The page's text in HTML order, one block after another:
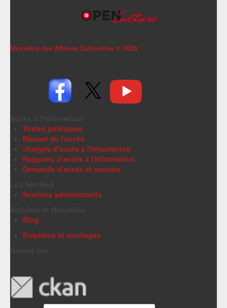
Ministère des Affaires Culturelles © 2026
Textes juridiques
Manuel de l'accès
chargés d'accès à l'information
Rapports d'accès à l'information
Demande d'accès et recours
Services administratifs
Blog
Enquêtes et sondages